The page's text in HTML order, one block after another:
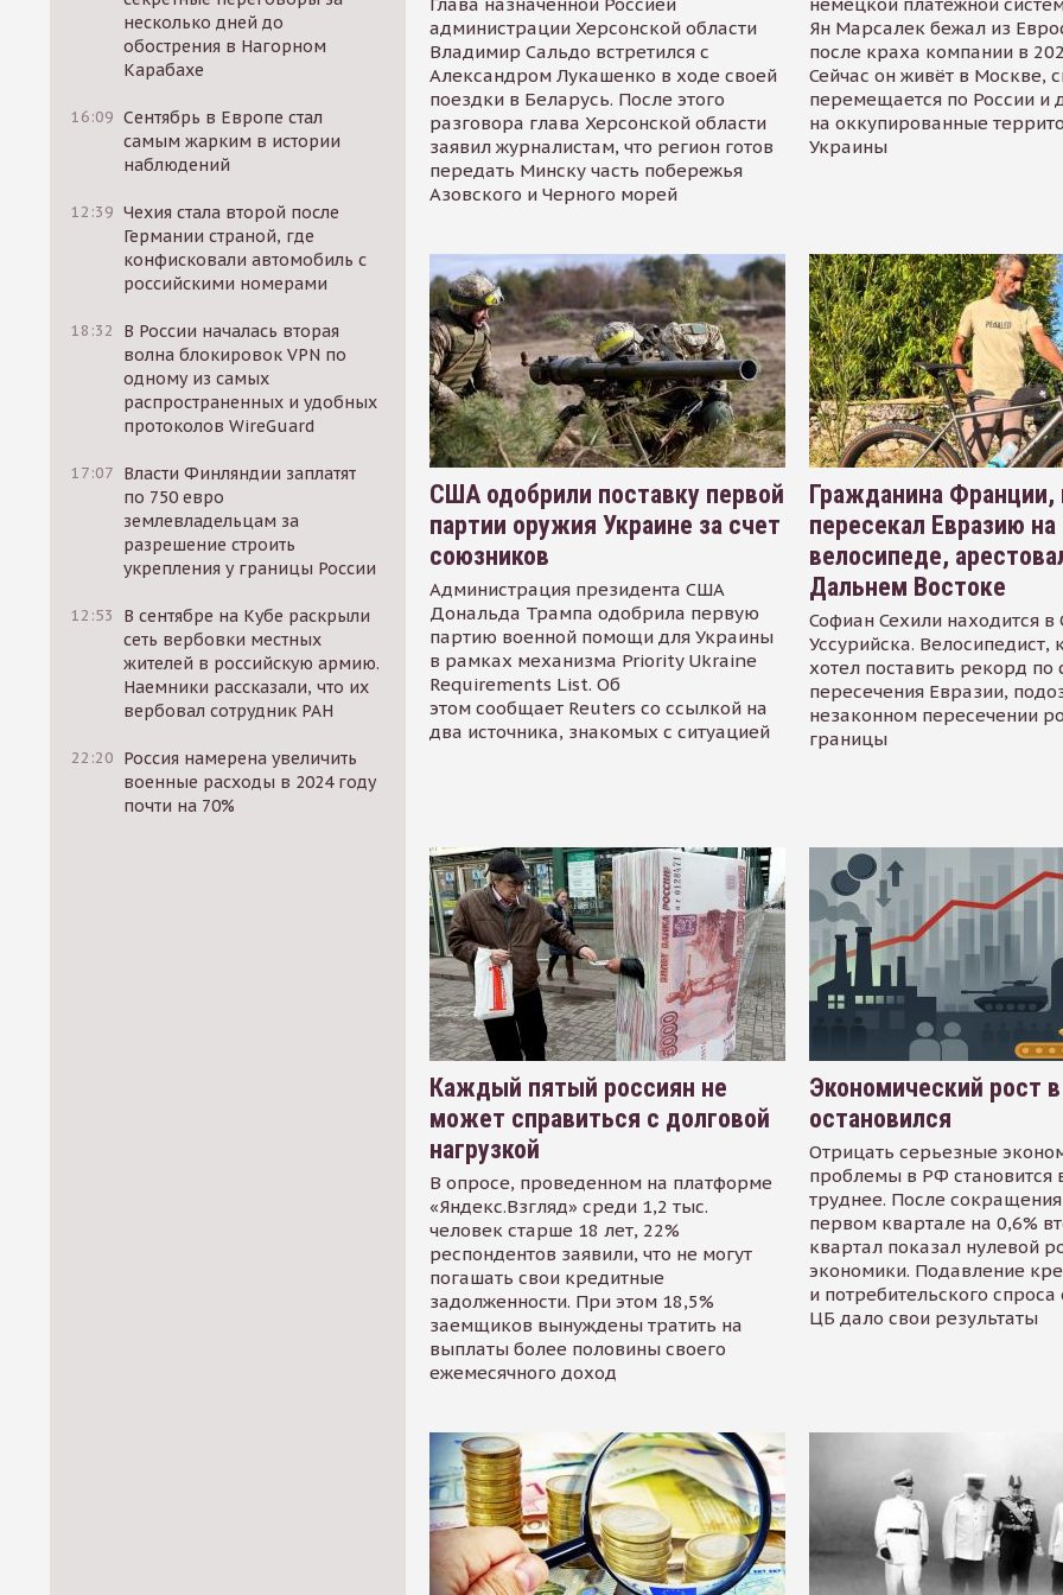
несколько дней до
обострения в Нагорном
Карабахе
16:09 Сентябрь в Европе стал
самым жарким в истории
наблюдений
12:39 Чехия стала второй после
Германии страной, где
конфисковали автомобиль с
российскими номерами
18:32
В России началась вторая
волна блокировок VPN по
одному из самых
распространенных и удобных
протоколов WireGuard
17:07 Власти Финляндии заплатят
по 750 евро
землевладельцам за
разрешение строить
укрепления у границы России
12:53
В сентябре на Кубе раскрыли
сеть вербовки местных
жителей в российскую армию.
Наемники рассказали, что их
вербовал сотрудник РАН
22:20 Россия намерена увеличить
военные расходы в 2024 году
почти на 70%
администрации Херсонской области
Владимир Сальдо встретился с
Александром Лукашенко в ходе своей
поездки в Беларусь. После этого
разговора глава Херсонской области
заявил журналистам, что регион готов
передать Минску часть побережья
Азовского и Черного морей
Ян Марсалек бежал из
после краха компании в
Сейчас он живёт в Москве,
перемещается по России и
на оккупированные
Украины
США одобрили поставку первой
партии оружия Украине за счет
союзников
Администрация президента США
Дональда Трампа одобрила первую
партию военной помощи для Украины
в рамках механизма Priority Ukraine
Requirements List. Об
этом сообщает Reuters со ссылкой на
два источника, знакомых с ситуацией
Гражданина Франции,
пересекал Евразию на
велосипеде,
Дальнем Востоке
Софиан Сехили находится
Уссурийска. Велосипедист,
хотел поставить рекорд по
пересечения Евразии,
незаконном пересечении
границы
Каждый пятый россиян не
может справиться с долговой
нагрузкой
В опросе, проведенном на платформе
«Яндекс.Взгляд» среди 1,2 тыс.
человек старше 18 лет, 22%
респондентов заявили, что не могут
погашать свои кредитные
задолженности. При этом 18,5%
заемщиков вынуждены тратить на
выплаты более половины своего
ежемесячного доход
Экономический рост
остановился
Отрицать серьезные
проблемы в РФ становится
труднее. После
первом квартале на 0,6%
квартал показал нулевой
экономики. Подавление
и потребительского
ЦБ дало свои результаты